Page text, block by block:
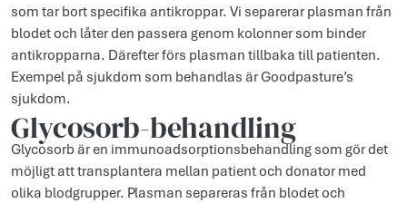
som tar bort specifika antikroppar. Vi separerar plasman från
blodet och låter den passera genom kolonner som binder
antikropparna. Därefter förs plasman tillbaka till patienten.
Exempel på sjukdom som behandlas är Goodpasture’s
sjukdom.
Glycosorb-behandling
Glycosorb är en immunoadsorptionsbehandling som gör det
möjligt att transplantera mellan patient och donator med
olika blodgrupper. Plasman separeras från blodet och